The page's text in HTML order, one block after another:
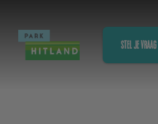
STEL JE VRAAG